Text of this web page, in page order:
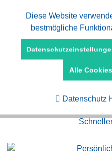
Kauf auf
Funktionale
Marketing
Diese Website
bestmögliche
Alle
Datenschutz